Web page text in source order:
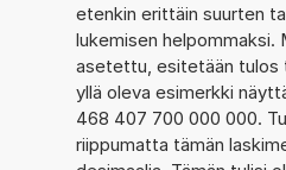
etenkin erittäin suurten
lukemisen helpommaksi.
asetettu, esitetään tulos
yllä oleva esimerkki
468 407 700 000 000.
riippumatta tämän